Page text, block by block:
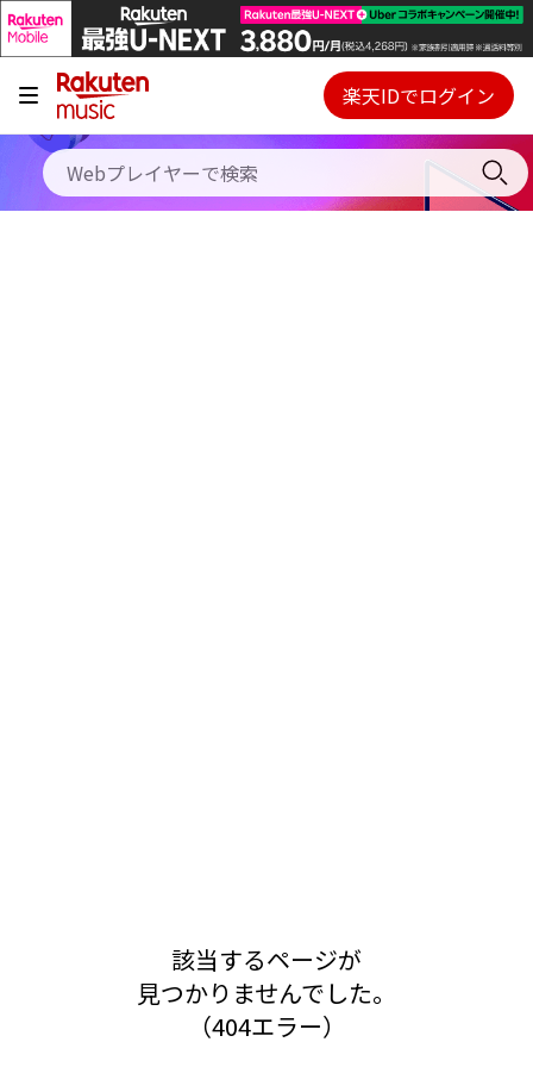
キャンペーン
料金プラン
使い方
Webプレイヤー
ご契約内容の確認・変更
楽天IDでログイン
該当するページが
見つかりませんでした。
（404エラー）